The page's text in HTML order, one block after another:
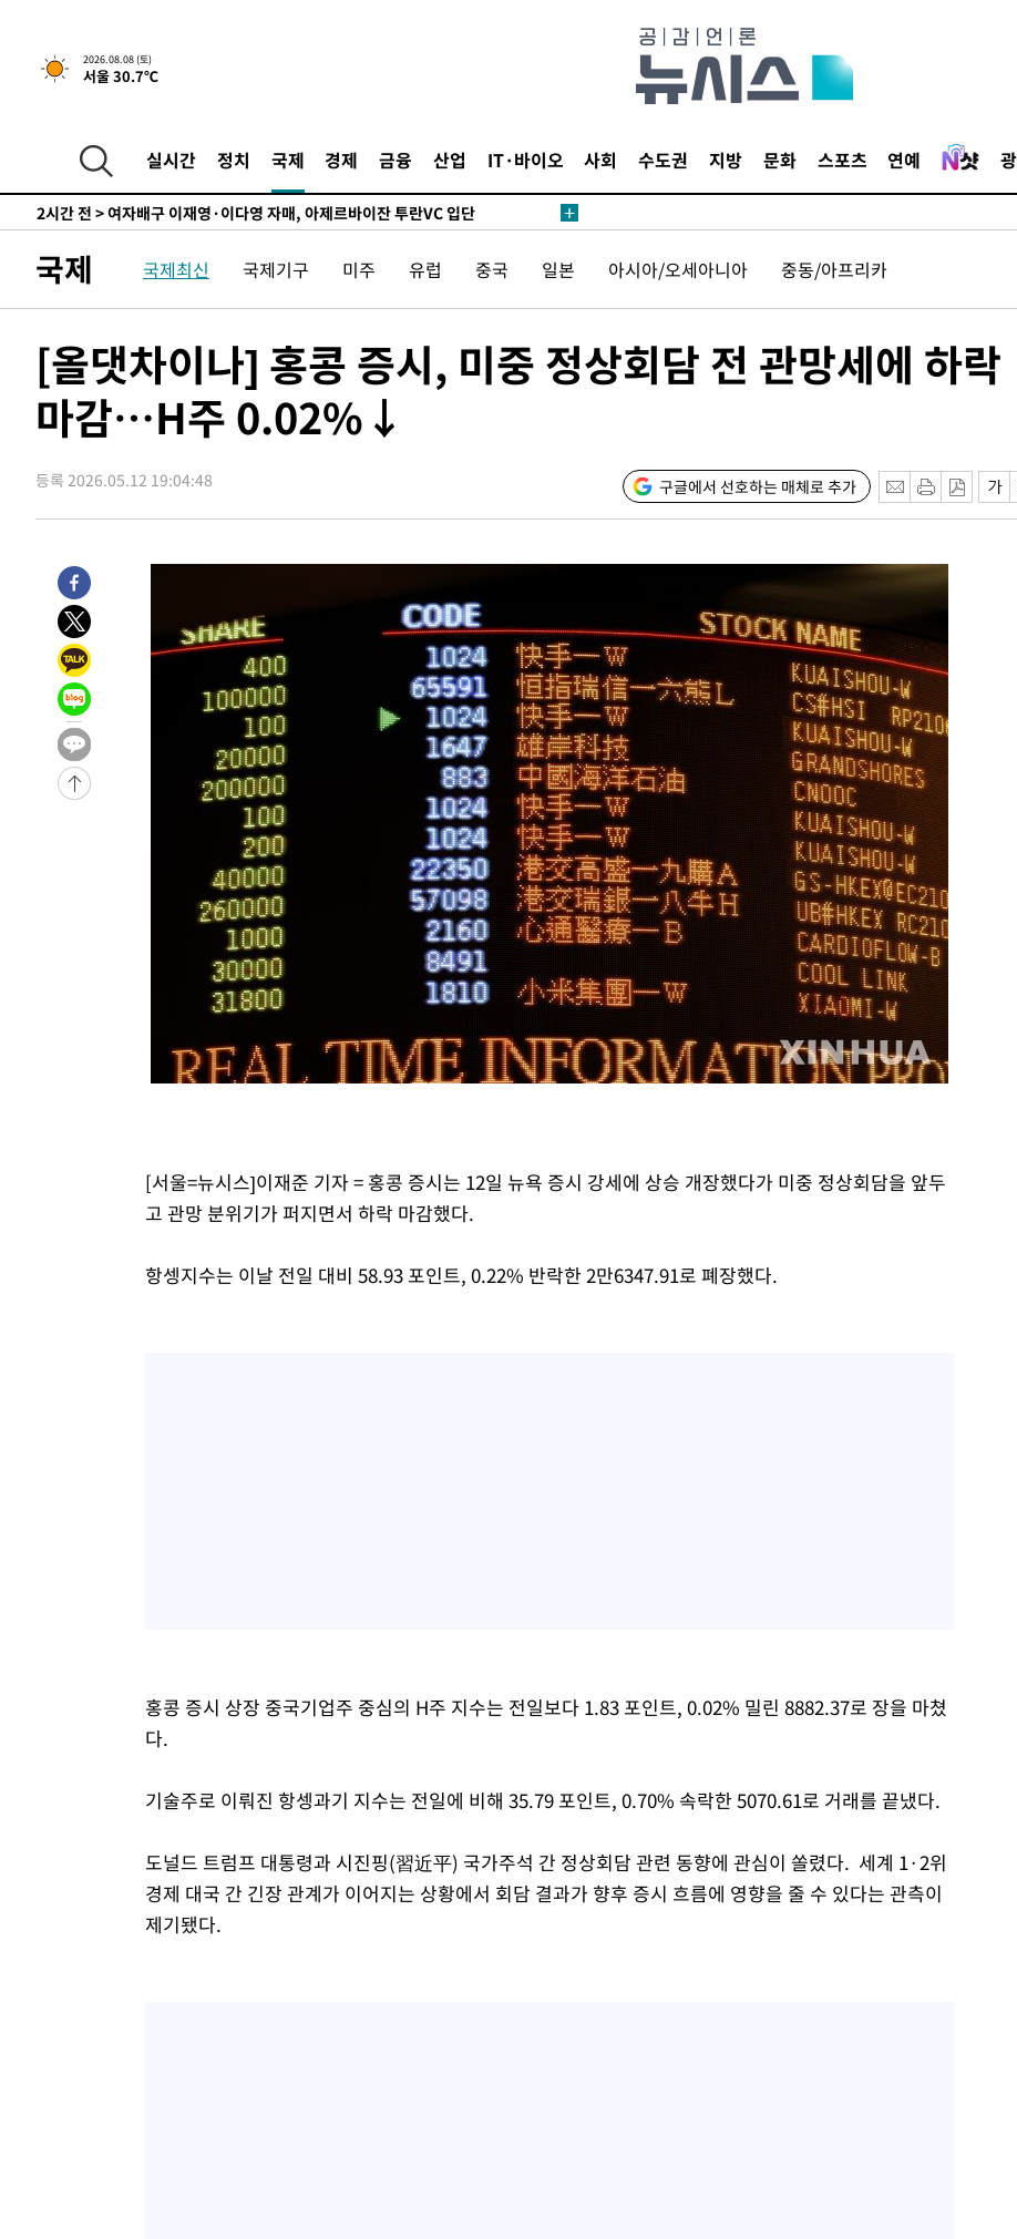
2026.08.08 (토)
서울 30.7℃
실시간 정치 국제 경제 금융 산업 IT·바이오 사회 수도권 지방 문화 스포츠 연예
드는 임시"
25분 전 >"낮 기온 소폭 하락"…수도권 폭염중대경보, 폭염경보로 하향
25분 전 >[속보]이 대통령, '호우피해' 안동·의성 관할 4개 면 특별재난지역 선포
1시간 전 >낮 최고 37도 찜통더위…곳곳 소나기·강원 많은 비[내일날씨]
SK하이닉스, 용인·청주 팹에 54조 투자…"AI 메모리 수요 선제 대응"
2시간 전 >여자배구 이재영·이다영 자매, 아제르바이잔 투란VC 입단
2시간 전 >
[속보]코스닥, 2.86포인트(0.36%) 내린 798.81마감
2시간 전 >[속보]코스피, 6200선 약보합…0.60% 내린 6258.77에 마쳐
2시간 전 >[속보] 노원서 40.1도 관측…서울, 2018년 이후 첫 40도
3시간 전 >[속보]종합특검, '계엄 수용공간 확보' 신용해 前교정본부장 기소
3시간 전 >외신들도 주목한 韓축구 파문…"국민적 공분에 수사 재개"
4시간 전 >[속보]규제합리화위원회 부위원장에 김태유 서울대 공대 교수…이병태
후임
-15399초 전 >이강인, 폭염 속 AT마드리드 첫 훈련…80명 식사 대접까지(종합)
하향수정 (2보)
-11986초 전 >
-7849초 전 >
[속보]이 대통령 "부동산 공급 기존 사고방식 매달리지 말고 과감히
실천"
-6934초 전 >
이란, "오만과 '중앙 단일 루트' 합의…북쪽 인바운드·남쪽 아웃바운
드는 임시"
24분 전 >
"낮 기온 소폭 하락"…수도권 폭염중대경보, 폭염경보로 하향
25분 전 >
[속보]이 대통령, '호우피해' 안동·의성 관할 4개 면 특별재난지역 선포
26분 전 >
[단독]중수청 지원 검사들, 정원 초과 시 낮은 계급 임용…희망지 못 갈 수
60분 전 >
낮 최고 37도 찜통더위…곳곳 소나기·강원 많은 비[내일날씨]
1시간 전 >
SK하이닉스, 용인·청주 팹에 54조 투자…"AI 메모리 수요 선제 대응"
여자배구 이재영·이다영 자매, 아제르바이잔 투란VC 입단
외국인 심판 성 접대 7경기 들여다보니…한국 축구 '5승 2무'
[속보]코스닥, 2.86포인트(0.36%) 내린 798.81마감
[속보]코스피, 6200선 약보합…0.60% 내린 6258.77에 마쳐
[속보]원·달러 환율, 7.7원 내린 1416.1원 마감
[속보] 노원서 40.1도 관측…서울, 2018년 이후 첫 40도
[속보]종합특검, '계엄 수용공간 확보' 신용해 前교정본부장 기소
외신들도 주목한 韓축구 파문…"국민적 공분에 수사 재개"
11시간 압수수색에 성접대 파문까지…'쑥대밭' 된 축구협회
국제 국제최신 국제기구 미주 유럽 중국 일본 아시아/오세아니아 중동/아프리카
[올댓차이나] 홍콩 증시, 미중 정상회담 전 관망세에 하락
마감…H주 0.02%↓
등록 2026.05.12 19:04:48 구글에서 선호하는 매체로 추가
[서울=뉴시스]이재준 기자 = 홍콩 증시는 12일 뉴욕 증시 강세에 상승 개장했다가 미중 정상회담을 앞두
고 관망 분위기가 퍼지면서 하락 마감했다.
항셍지수는 이날 전일 대비 58.93 포인트, 0.22% 반락한 2만6347.91로 폐장했다.
홍콩 증시 상장 중국기업주 중심의 H주 지수는 전일보다 1.83 포인트, 0.02% 밀린 8882.37로 장을 마쳤
다.
기술주로 이뤄진 항셍과기 지수는 전일에 비해 35.79 포인트, 0.70% 속락한 5070.61로 거래를 끝냈다.
도널드 트럼프 대통령과 시진핑(習近平) 국가주석 간 정상회담 관련 동향에 관심이 쏠렸다. 세계 1·2위
경제 대국 간 긴장 관계가 이어지는 상황에서 회담 결과가 향후 증시 흐름에 영향을 줄 수 있다는 관측이
제기됐다.